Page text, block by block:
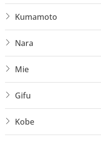
Kumamoto
Nara
Mie
Gifu
Kobe